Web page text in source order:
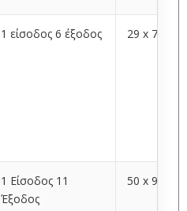
1 είσοδος 6 έξοδος 29 x 70 x
1 Είσοδος 11
Έξοδος
50 x 96 x